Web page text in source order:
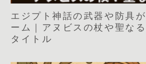
エジプト神話の武器や防具
ーム｜アヌビスの杖や聖な
タイトル